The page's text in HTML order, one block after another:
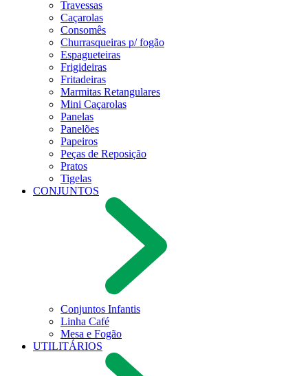
Travessas
Caçarolas
Consomês
Churrasqueiras p/ fogão
Espagueteiras
Frigideiras
Fritadeiras
Marmitas Retangulares
Mini Caçarolas
Panelas
Panelões
Papeiros
Peças de Reposição
Pratos
Tigelas
CONJUNTOS
Conjuntos Infantis
Linha Café
Mesa e Fogão
UTILITÁRIOS